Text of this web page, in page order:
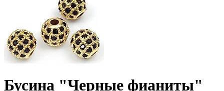
Бусина "Черные фианиты"